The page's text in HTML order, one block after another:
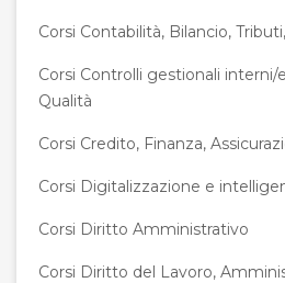
Corsi Contabilità, Bilancio,
Corsi Controlli gestionali interni/
Qualità
Corsi Credito, Finanza,
Corsi Digitalizzazione e
Corsi Diritto Amministrativo
Corsi Diritto del Lavoro,